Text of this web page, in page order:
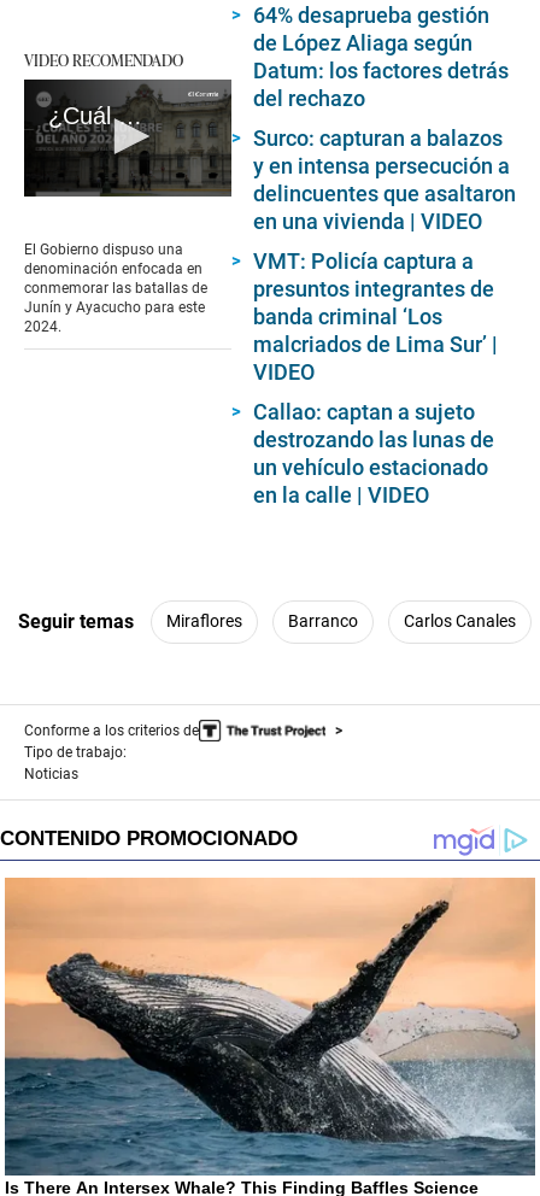
VIDEO RECOMENDADO
¿Cuál es el nombre del año 2024 en el Perú?
of
2
minutes,
15
seconds
El Gobierno dispuso una
denominación enfocada en
conmemorar las batallas de
Junín y Ayacucho para este
2024.
64% desaprueba gestión
de López Aliaga según
Datum: los factores detrás
del rechazo
Surco: capturan a balazos
y en intensa persecución a
delincuentes que asaltaron
en una vivienda | VIDEO
VMT: Policía captura a
presuntos integrantes de
banda criminal ‘Los
malcriados de Lima Sur’ |
VIDEO
Callao: captan a sujeto
destrozando las lunas de
un vehículo estacionado
en la calle | VIDEO
Seguir temas Miraflores Barranco Carlos Canales
Conforme a los criterios de
Tipo de trabajo:
Noticias